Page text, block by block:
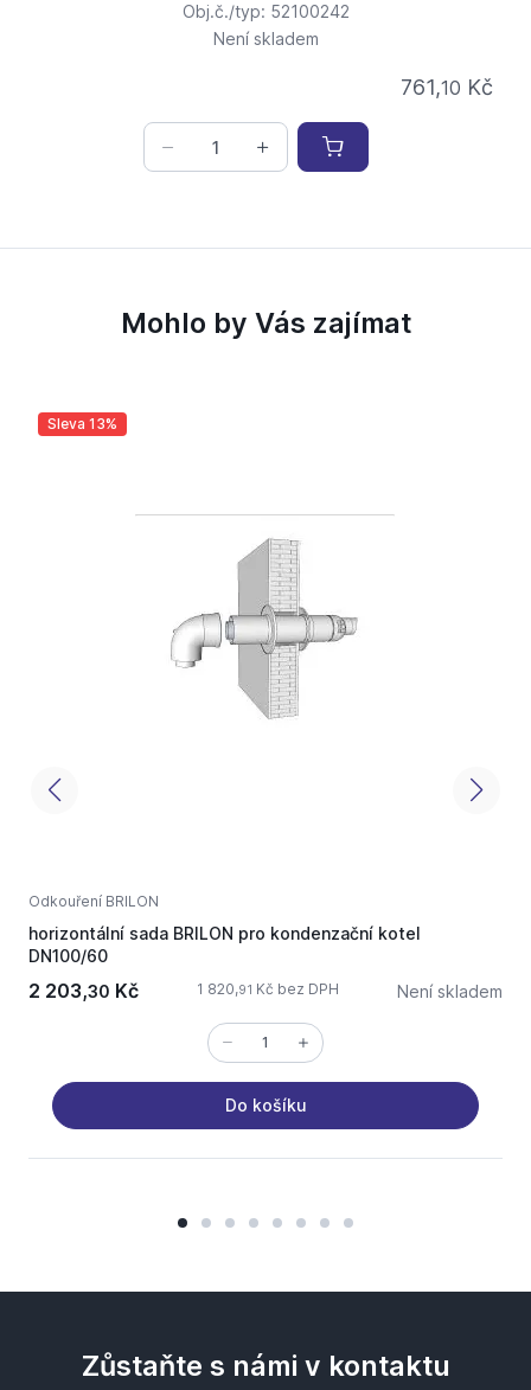
Obj.č./typ: 52100242
Není skladem
761,10 Kč
Mohlo by Vás zajímat
Sleva 13%
Odkouření BRILON
horizontální sada BRILON pro kondenzační kotel
DN100/60
2 203,30 Kč 1 820,91 Kč bez DPH Není skladem
Do košíku
Zůstaňte s námi v kontaktu